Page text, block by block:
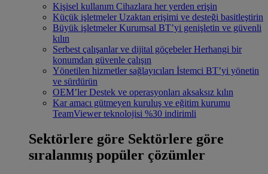
Kişisel kullanım Cihazlara her yerden erişin
Küçük işletmeler Uzaktan erişimi ve desteği basitleştirin
Büyük işletmeler Kurumsal BT’yi genişletin ve güvenli
kılın
Serbest çalışanlar ve dijital göçebeler Herhangi bir
konumdan güvenle çalışın
Yönetilen hizmetler sağlayıcıları İstemci BT’yi yönetin
ve sürdürün
OEM’ler Destek ve operasyonları aksaksız kılın
Kar amacı gütmeyen kuruluş ve eğitim kurumu
TeamViewer teknolojisi %30 indirimli
Sektörlere göre Sektörlere göre
sıralanmış popüler çözümler